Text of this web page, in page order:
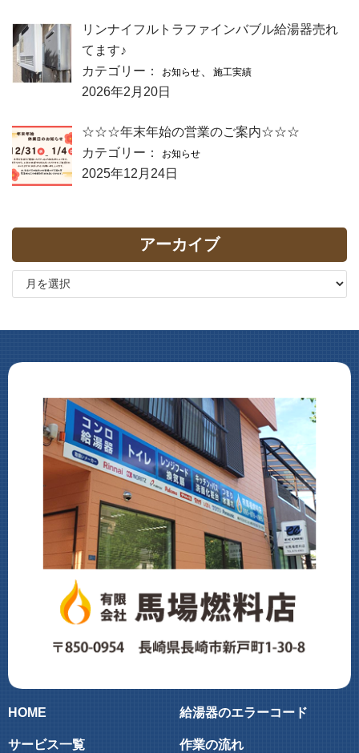
リンナイフルトラファインバブル給湯器売れ
てます♪
カテゴリー：
お知らせ 施工実績
2026年2月20日
☆☆☆年末年始の営業のご案内☆☆☆
カテゴリー：
お知らせ
2025年12月24日
アーカイブ
HOME
サービス一覧
給湯器のエラーコード
作業の流れ